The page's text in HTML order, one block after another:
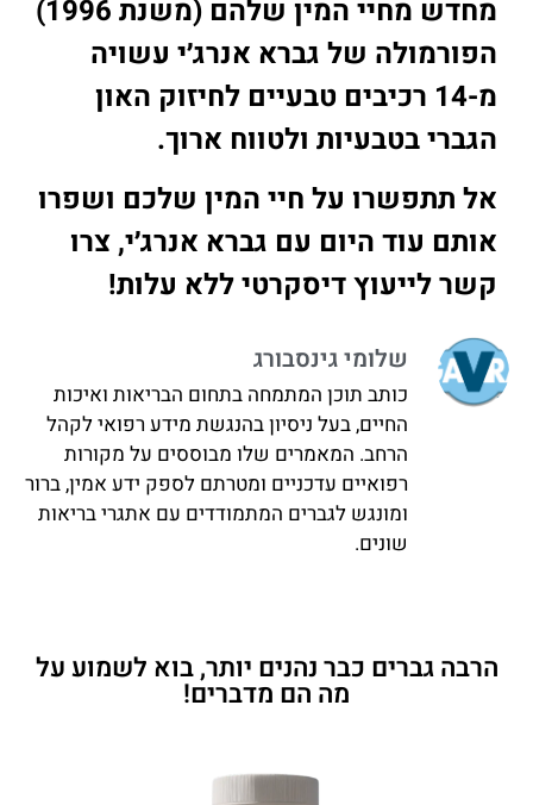
מחדש מחיי המין שלהם (משנת 1996)
הפורמולה של גברא אנרג׳י עשויה
מ-14 רכיבים טבעיים לחיזוק האון
הגברי בטבעיות ולטווח ארוך.
אל תתפשרו על חיי המין שלכם ושפרו
אותם עוד היום עם גברא אנרג׳י, צרו
קשר לייעוץ דיסקרטי ללא עלות!
שלומי גינסבורג
כותב תוכן המתמחה בתחום הבריאות ואיכות
החיים, בעל ניסיון בהנגשת מידע רפואי לקהל
הרחב. המאמרים שלו מבוססים על מקורות
רפואיים עדכניים ומטרתם לספק ידע אמין, ברור
ומונגש לגברים המתמודדים עם אתגרי בריאות
שונים.
הרבה גברים כבר נהנים יותר, בוא לשמוע על
מה הם מדברים!